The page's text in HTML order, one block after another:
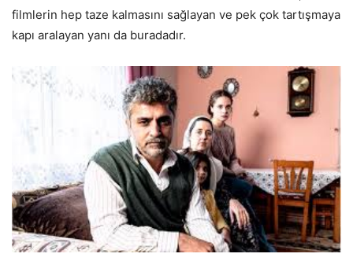
filmlerin hep taze kalmasını sağlayan ve pek çok tartışmaya
kapı aralayan yanı da buradadır.